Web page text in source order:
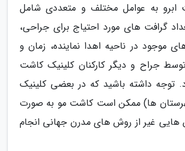
ابرو به عوامل مختلف و متعددی شامل
گرافت های مورد احتیاج برای جراحی،
موجود در ناحیه اهدا نماینده، زمان و
جراح و دیگر کارکنان کلینیک کاشت
توجه داشته باشید که در بعضی کلینیک
ها) ممکن است کاشت مو به صورت
غیر از روش های مدرن جهانی انجام